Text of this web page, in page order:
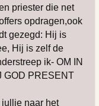
priester die net
opdragen,ook
gezegd: Hij is
Hij is zelf de
ik- OM IN
GOD PRESENT
naar het